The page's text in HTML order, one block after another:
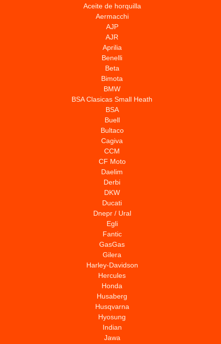
Aceite de horquilla
Aermacchi
AJP
AJR
Aprilia
Benelli
Beta
Bimota
BMW
BSA Clasicas Small Heath
BSA
Buell
Bultaco
Cagiva
CCM
CF Moto
Daelim
Derbi
DKW
Ducati
Dnepr / Ural
Egli
Fantic
GasGas
Gilera
Harley-Davidson
Hercules
Honda
Husaberg
Husqvarna
Hyosung
Indian
Jawa